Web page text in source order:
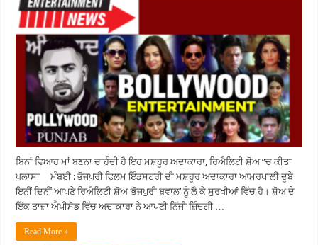
ਬਿਨਾਂ ਵਿਆਹ ਮਾਂ ਬਣਨਾ ਚਾਹੁੰਦੀ ਹੈ ਇਹ ਮਸ਼ਹੂਰ ਅਦਾਕਾਰਾ, ਰਿਐਲਿਟੀ ਸ਼ੋਅ ”ਚ ਕੀਤਾ
ਖੁਲਾਸਾ ਮੁੰਬਈ : ਭੋਜਪੁਰੀ ਫਿਲਮ ਇੰਡਸਟਰੀ ਦੀ ਮਸ਼ਹੂਰ ਅਦਾਕਾਰਾ ਆਮਰਪਾਲੀ ਦੂਬੇ
ਇਨੀਂ ਦਿਨੀਂ ਆਪਣੇ ਰਿਐਲਿਟੀ ਸ਼ੋਅ ‘ਭੋਜਪੁਰੀ ਬਵਾਲ’ ਨੂੰ ਲੈ ਕੇ ਸੁਰਖੀਆਂ ਵਿੱਚ ਹੈ। ਸ਼ੋਅ ਦੇ
ਇੱਕ ਤਾਜ਼ਾ ਐਪੀਸੋਡ ਵਿੱਚ ਅਦਾਕਾਰਾ ਨੇ ਆਪਣੀ ਨਿੱਜੀ ਜ਼ਿੰਦਗੀ …
Read More »